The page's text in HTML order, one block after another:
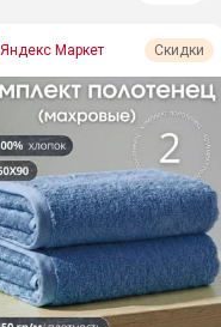
Яндекс Маркет Скидки